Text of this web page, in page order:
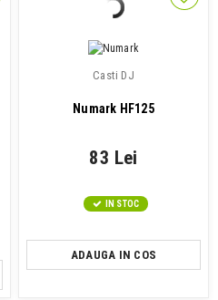
Casti DJ
Numark HF125
83 Lei
IN STOC
ADAUGA IN COS